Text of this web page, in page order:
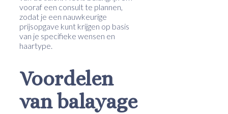
vooraf een consult te plannen,
zodat je een nauwkeurige
prijsopgave kunt krijgen op basis
van je specifieke wensen en
haartype.
Voordelen
van balayage